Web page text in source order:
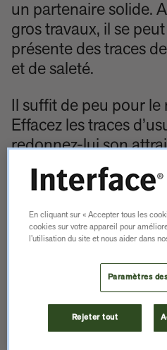
un partenaire solide.
gros travaux, il se peut
présente des traces
et de saleté.
Il suffit de peu pour le
Effacez les traces
redonnez-lui son
comment faire dans
d'entretien :
NORAMENT &
NORAPLAN
NORAVANT
En cliquant sur « Accepter tous les
cookies sur votre appareil pour
l’utilisation du site et nous aider dans
Paramètres
Rejeter tout